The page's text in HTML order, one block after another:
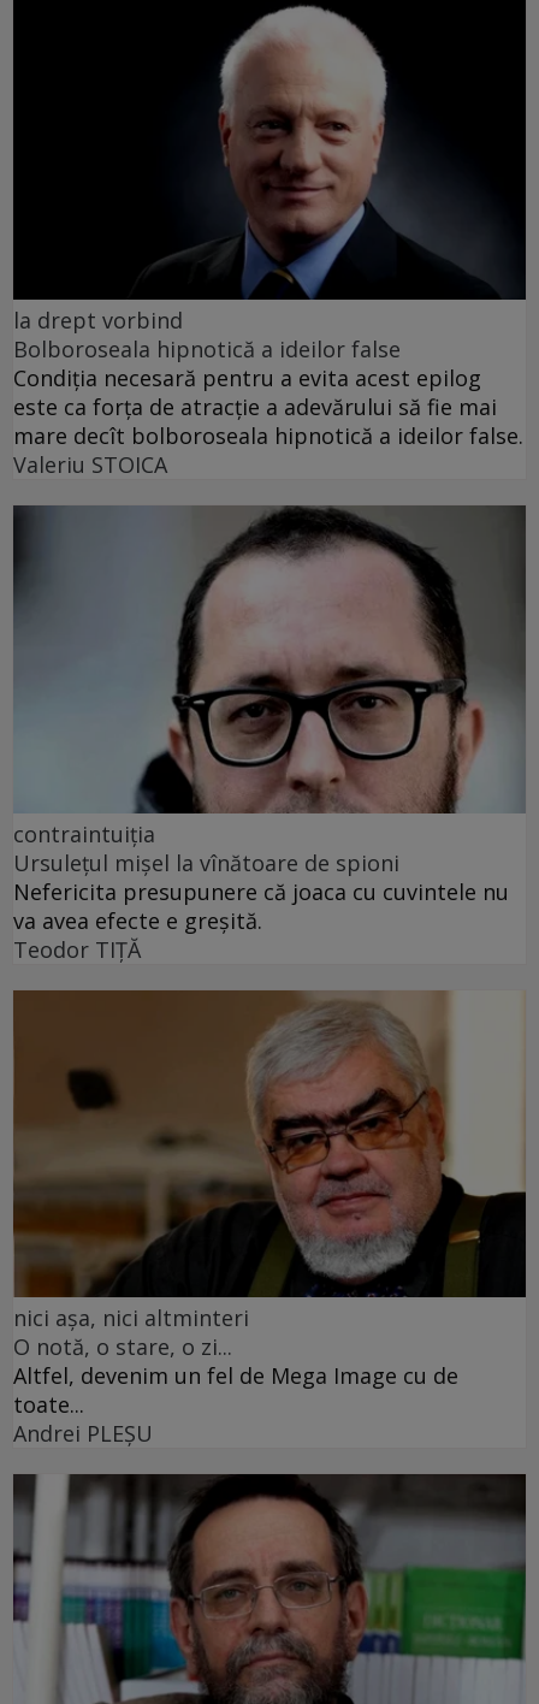
la drept vorbind
Bolboroseala hipnotică a ideilor false
Condiția necesară pentru a evita acest epilog
este ca forța de atracție a adevărului să fie mai
mare decît bolboroseala hipnotică a ideilor false.
Valeriu STOICA
contraintuiția
Ursulețul mișel la vînătoare de spioni
Nefericita presupunere că joaca cu cuvintele nu
va avea efecte e greșită.
Teodor TIŢĂ
nici așa, nici altminteri
O notă, o stare, o zi...
Altfel, devenim un fel de Mega Image cu de
toate...
Andrei PLEŞU